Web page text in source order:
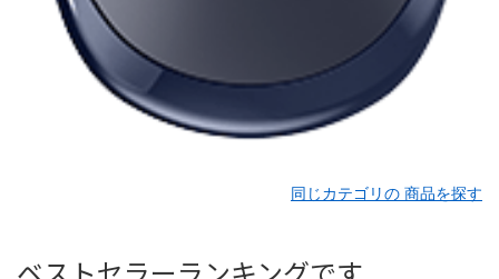
同じカテゴリの 商品を探す